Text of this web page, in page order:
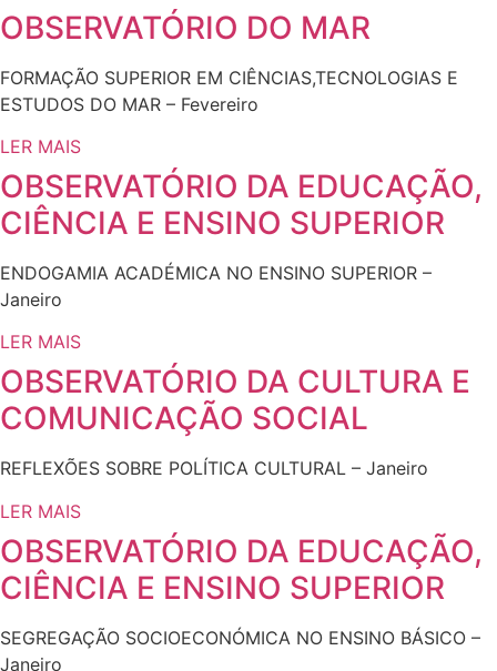
OBSERVATÓRIO DO MAR
FORMAÇÃO SUPERIOR EM CIÊNCIAS,TECNOLOGIAS E
ESTUDOS DO MAR – Fevereiro
LER MAIS
OBSERVATÓRIO DA EDUCAÇÃO,
CIÊNCIA E ENSINO SUPERIOR
ENDOGAMIA ACADÉMICA NO ENSINO SUPERIOR –
Janeiro
LER MAIS
OBSERVATÓRIO DA CULTURA E
COMUNICAÇÃO SOCIAL
REFLEXÕES SOBRE POLÍTICA CULTURAL – Janeiro
LER MAIS
OBSERVATÓRIO DA EDUCAÇÃO,
CIÊNCIA E ENSINO SUPERIOR
SEGREGAÇÃO SOCIOECONÓMICA NO ENSINO BÁSICO –
Janeiro